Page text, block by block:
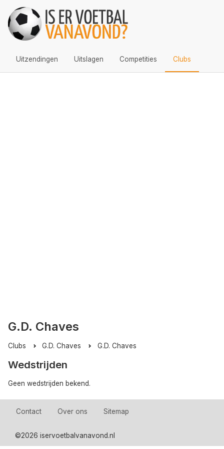
Uitzendingen Uitslagen Competities Clubs
G.D. Chaves
Clubs G.D. Chaves G.D. Chaves
Wedstrijden
Geen wedstrijden bekend.
Contact Over ons Sitemap
©2026 iservoetbalvanavond.nl